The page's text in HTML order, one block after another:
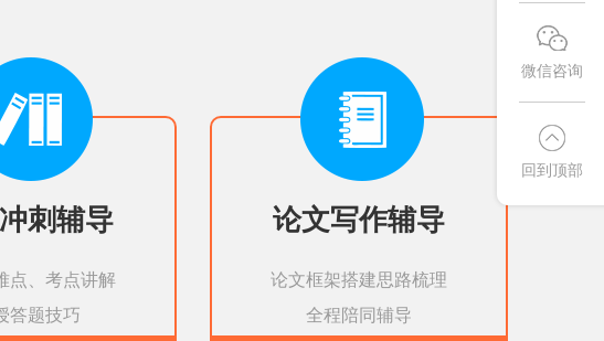
刺辅导
点、考点讲解
答题技巧
论文写作辅导
论文框架搭建思路梳理
全程陪同辅导
微信咨询
回到顶部